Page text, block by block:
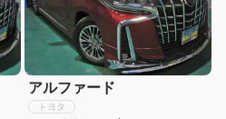
アルファード
トヨタ